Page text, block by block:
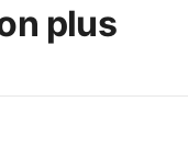
plus